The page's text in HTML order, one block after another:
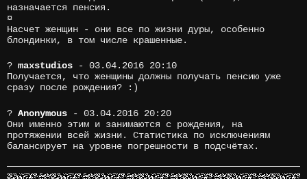
назначается пенсия.
¤
Насчет женщин - они все по жизни дуры, особенно
блондинки, в том числе крашенные.
? maxstudios - 03.04.2016 20:10
Получается, что женщины должны получать пенсию уже
сразу после рождения? :)
? Anonymous - 03.04.2016 20:20
Они именно этим и занимаются с рождения, на
протяжении всей жизни. Статистика по исключениям
балансирует на уровне погрешности в подсчётах.